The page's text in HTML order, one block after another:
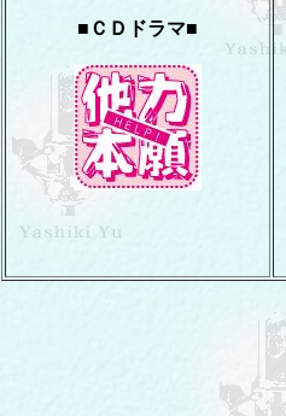
■ＣＤドラマ■